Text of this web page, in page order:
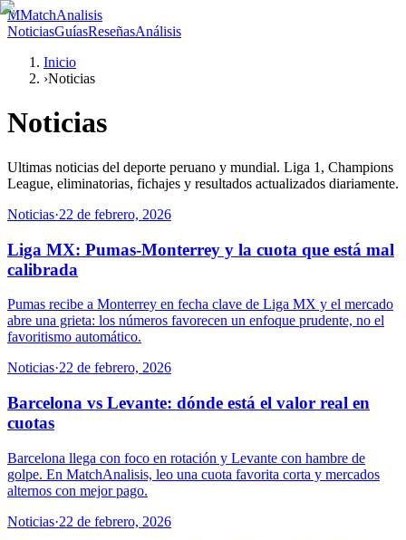
MMatchAnalisis
NoticiasGuíasReseñasAnálisis
Inicio
›Noticias
Noticias
Ultimas noticias del deporte peruano y mundial. Liga 1, Champions
League, eliminatorias, fichajes y resultados actualizados diariamente.
Noticias·22 de febrero, 2026
Liga MX: Pumas-Monterrey y la cuota que está mal
calibrada
Pumas recibe a Monterrey en fecha clave de Liga MX y el mercado
abre una grieta: los números favorecen un enfoque prudente, no el
favoritismo automático.
Noticias·22 de febrero, 2026
Barcelona vs Levante: dónde está el valor real en
cuotas
Barcelona llega con foco en rotación y Levante con hambre de
golpe. En MatchAnalisis, leo una cuota favorita corta y mercados
alternos con mejor pago.
Noticias·22 de febrero, 2026